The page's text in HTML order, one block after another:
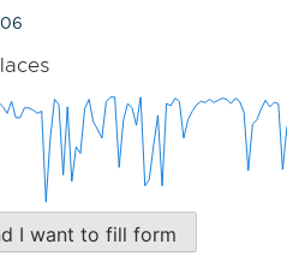
I want to fill form